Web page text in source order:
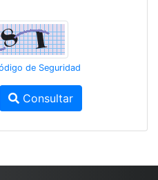
de Seguridad
Consultar